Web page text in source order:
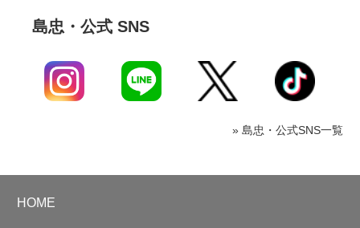
島忠・公式 SNS
» 島忠・公式SNS一覧
HOME